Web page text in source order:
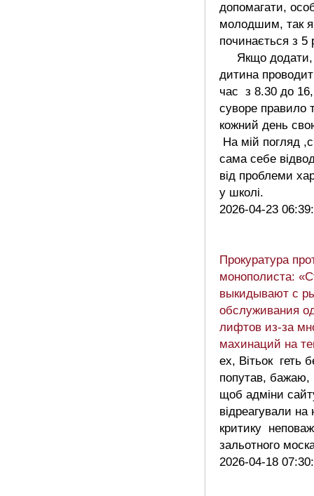
допомагати,
молодшим, так
починається з 5
Якщо додати,
дитина
час з 8.30 до
суворе правило
кожний день
На мій погляд
сама себе
від проблеми
у школі.
2026-04-23
Прокуратура
монополиста:
выкидывают с
обслуживания
лифтов из-за
махинаций на
ех, Вітьок геть
попутав, бажаю,
щоб адміни
відреагували на
критику
зальотного
2026-04-18